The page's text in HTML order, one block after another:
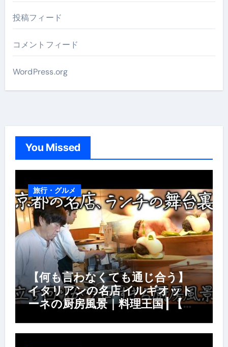
投稿フィード
コメントフィード
WordPress.org
You Missed
旅行・グルメ
【何も言わなくても通じ合う】
イタリアンの名店 イルギオット
ーネの厨房風景｜料理王国 | 【厨
風景】